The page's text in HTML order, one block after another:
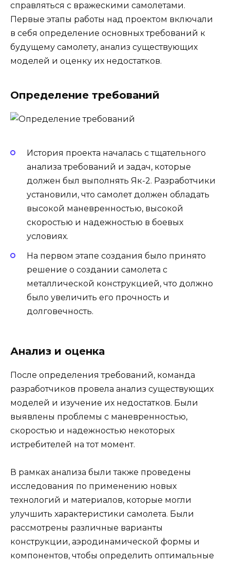
справляться с вражескими самолетами.
Первые этапы работы над проектом включали
в себя определение основных требований к
будущему самолету, анализ существующих
моделей и оценку их недостатков.
Определение требований
История проекта началась с тщательного
анализа требований и задач, которые
должен был выполнять Як-2. Разработчики
установили, что самолет должен обладать
высокой маневренностью, высокой
скоростью и надежностью в боевых
условиях.
На первом этапе создания было принято
решение о создании самолета с
металлической конструкцией, что должно
было увеличить его прочность и
долговечность.
Анализ и оценка
После определения требований, команда
разработчиков провела анализ существующих
моделей и изучение их недостатков. Были
выявлены проблемы с маневренностью,
скоростью и надежностью некоторых
истребителей на тот момент.
В рамках анализа были также проведены
исследования по применению новых
технологий и материалов, которые могли
улучшить характеристики самолета. Были
рассмотрены различные варианты
конструкции, аэродинамической формы и
компонентов, чтобы определить оптимальные